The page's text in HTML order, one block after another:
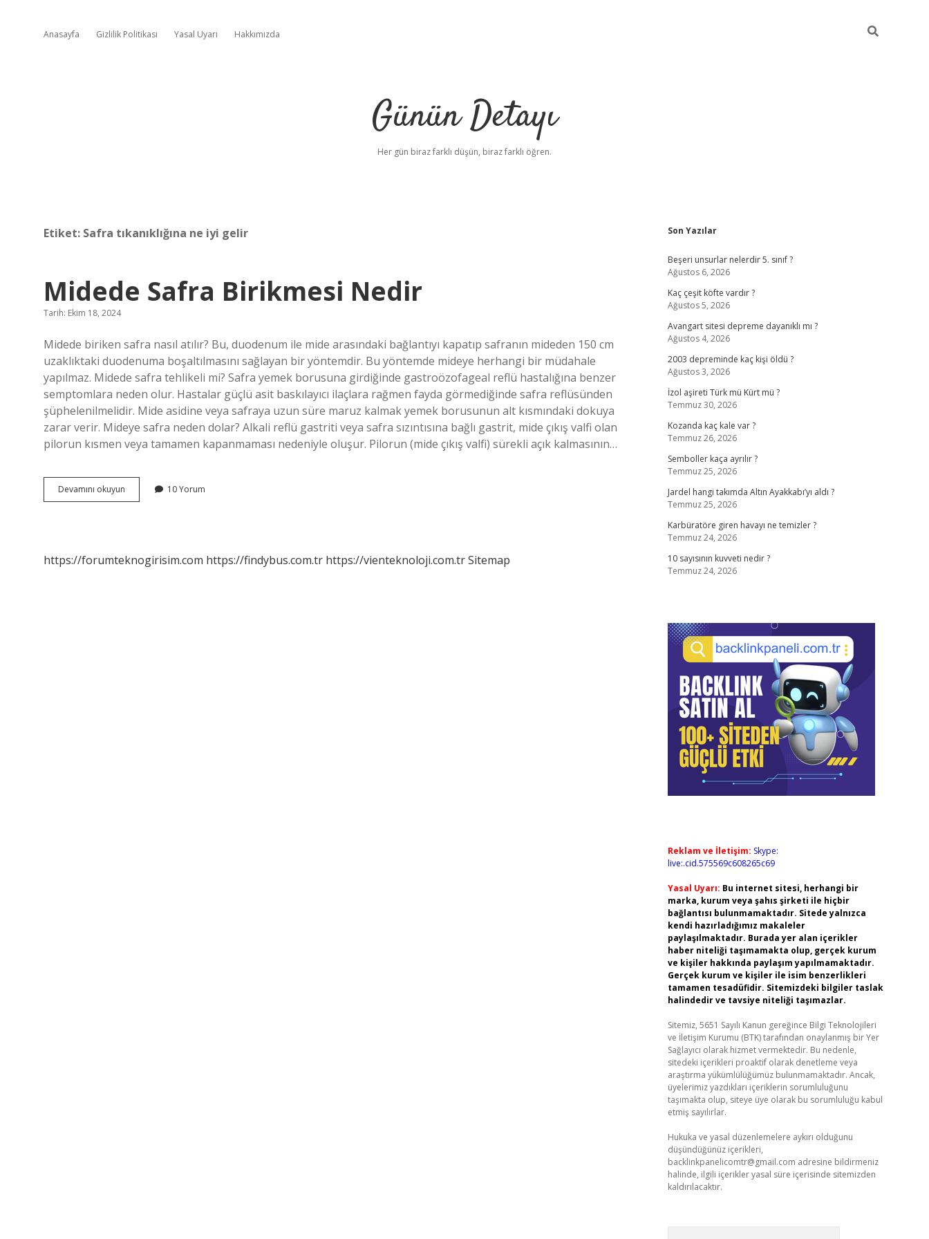
Anasayfa Gizlilik Politikası Yasal Uyarı Hakkımızda
Günün Detayı
Her gün biraz farklı düşün, biraz farklı öğren.
Etiket: Safra tıkanıklığına ne iyi gelir
Midede Safra Birikmesi Nedir
Tarih: Ekim 18, 2024
Midede biriken safra nasıl atılır? Bu, duodenum ile mide arasındaki bağlantıyı kapatıp safranın mideden 150 cm
uzaklıktaki duodenuma boşaltılmasını sağlayan bir yöntemdir. Bu yöntemde mideye herhangi bir müdahale
yapılmaz. Midede safra tehlikeli mi? Safra yemek borusuna girdiğinde gastroözofageal reflü hastalığına benzer
semptomlara neden olur. Hastalar güçlü asit baskılayıcı ilaçlara rağmen fayda görmediğinde safra reflüsünden
şüphelenilmelidir. Mide asidine veya safraya uzun süre maruz kalmak yemek borusunun alt kısmındaki dokuya
zarar verir. Mideye safra neden dolar? Alkali reflü gastriti veya safra sızıntısına bağlı gastrit, mide çıkış valfi olan
pilorun kısmen veya tamamen kapanmaması nedeniyle oluşur. Pilorun (mide çıkış valfi) sürekli açık kalmasının…
Devamını okuyun
Safra
10 Yorum
https://forumteknogirisim.com https://findybus.com.tr https://vienteknoloji.com.trSitemap
Sidebar
Son Yazılar
Beşeri unsurlar nelerdir 5. sınıf ?
Ağustos 6, 2026
Kaç çeşit köfte vardır ?
Ağustos 5, 2026
Avangart sitesi depreme dayanıklı mı ?
Ağustos 4, 2026
2003 depreminde kaç kişi öldü ?
Ağustos 3, 2026
İzol aşireti Türk mü Kürt mü ?
Temmuz 30, 2026
Kozanda kaç kale var ?
Temmuz 26, 2026
Semboller kaça ayrılır ?
Temmuz 25, 2026
Jardel hangi takımda Altın Ayakkabı’yı aldı ?
Temmuz 25, 2026
Karbüratöre giren havayı ne temizler ?
Temmuz 24, 2026
10 sayısının kuvveti nedir ?
Temmuz 24, 2026
Reklam ve İletişim: Skype:
live:.cid.575569c608265c69
Yasal Uyarı: Bu internet sitesi, herhangi bir
marka, kurum veya şahıs şirketi ile hiçbir
bağlantısı bulunmamaktadır. Sitede yalnızca
kendi hazırladığımız makaleler
paylaşılmaktadır. Burada yer alan içerikler
haber niteliği taşımamakta olup, gerçek kurum
ve kişiler hakkında paylaşım yapılmamaktadır.
Gerçek kurum ve kişiler ile isim benzerlikleri
tamamen tesadüfidir. Sitemizdeki bilgiler taslak
halindedir ve tavsiye niteliği taşımazlar.
Sitemiz, 5651 Sayılı Kanun gereğince Bilgi Teknolojileri
ve İletişim Kurumu (BTK) tarafından onaylanmış bir Yer
Sağlayıcı olarak hizmet vermektedir. Bu nedenle,
sitedeki içerikleri proaktif olarak denetleme veya
araştırma yükümlülüğümüz bulunmamaktadır. Ancak,
üyelerimiz yazdıkları içeriklerin sorumluluğunu
taşımakta olup, siteye üye olarak bu sorumluluğu kabul
etmiş sayılırlar.
Hukuka ve yasal düzenlemelere aykırı olduğunu
düşündüğünüz içerikleri,
backlinkpanelicomtr@gmail.com adresine bildirmeniz
halinde, ilgili içerikler yasal süre içerisinde sitemizden
kaldırılacaktır.